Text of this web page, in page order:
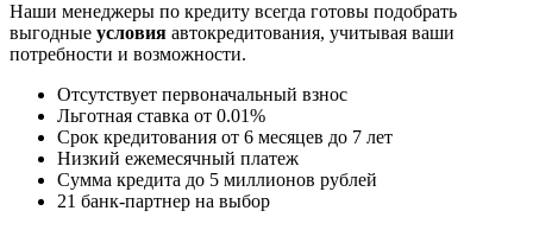
Наши менеджеры по кредиту всегда готовы подобрать
выгодные условия автокредитования, учитывая ваши
потребности и возможности.
Отсутствует первоначальный взнос
Льготная ставка от 0.01%
Срок кредитования от 6 месяцев до 7 лет
Низкий ежемесячный платеж
Сумма кредита до 5 миллионов рублей
21 банк-партнер на выбор